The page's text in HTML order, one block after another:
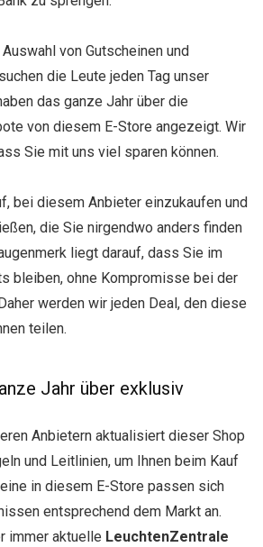
von Gutscheinen und
die Leute jeden Tag unser
das ganze Jahr über die
von diesem E-Store angezeigt. Wir
Sie mit uns viel sparen können.
bei diesem Anbieter einzukaufen und
die Sie nirgendwo anders finden
liegt darauf, dass Sie im
bleiben, ohne Kompromisse bei der
werden wir jeden Deal, den diese
teilen.
Jahr über exklusiv
Anbietern aktualisiert dieser Shop
und Leitlinien, um Ihnen beim Kauf
in diesem E-Store passen sich
entsprechend dem Markt an.
immer aktuelle LeuchtenZentrale